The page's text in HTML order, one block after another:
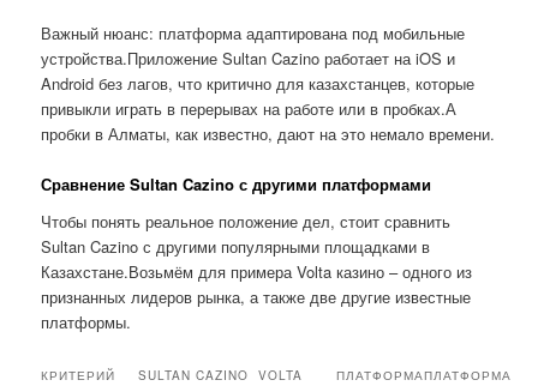
Важный нюанс: платформа адаптирована под мобильные
устройства.Приложение Sultan Cazino работает на iOS и
Android без лагов, что критично для казахстанцев, которые
привыкли играть в перерывах на работе или в пробках.А
пробки в Алматы, как известно, дают на это немало времени.
Сравнение Sultan Cazino с другими платформами
Чтобы понять реальное положение дел, стоит сравнить
Sultan Cazino с другими популярными площадками в
Казахстане.Возьмём для примера Volta казино – одного из
признанных лидеров рынка, а также две другие известные
платформы.
КРИТЕРИЙ SULTAN CAZINO
VOLTA
ПЛАТФОРМАПЛАТФОРМА